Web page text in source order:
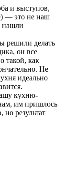
и выступов,
— это не наш
нашли
решили делать
он все
такой, как
Не
идеально
кухню-
им пришлось
результат